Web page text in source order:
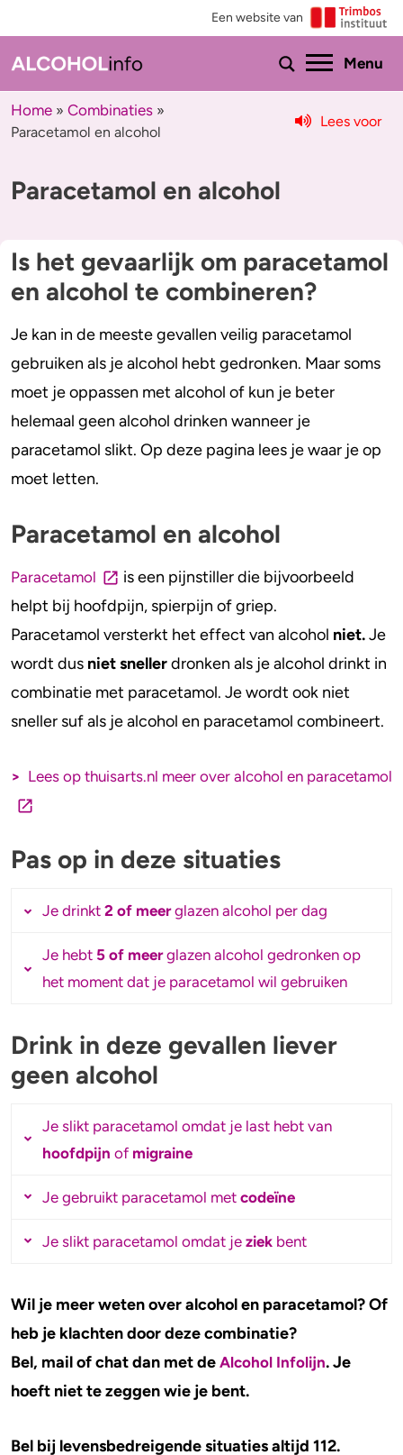
Een website van
Menu
Feiten & tips
Minder drinken of stoppen?
Hulp
Gezondheid
Mentale gezondheid
Kinderwens & zwangerschap
Verkeer
Wet
Alcohol en medicijnen
Test jezelf
Test je drinkgedrag
Uitgebreide drinktest
Promillage calculator
Alcohol en opvoeden
Standaardglazen en calorieën berekenen
Home » Combinaties »
Paracetamol en alcohol
Lees voor
Paracetamol en alcohol
Is het gevaarlijk om paracetamol
en alcohol te combineren?
Je kan in de meeste gevallen veilig paracetamol
gebruiken als je alcohol hebt gedronken. Maar soms
moet je oppassen met alcohol of kun je beter
helemaal geen alcohol drinken wanneer je
paracetamol slikt. Op deze pagina lees je waar je op
moet letten.
Paracetamol en alcohol
Paracetamol
is een pijnstiller die bijvoorbeeld
helpt bij hoofdpijn, spierpijn of griep.
Paracetamol versterkt het effect van alcohol niet.Je
wordt dus niet snellerdronken als je alcohol drinkt in
combinatie met paracetamol. Je wordt ook niet
sneller suf als je alcohol en paracetamol combineert.
> Lees op thuisarts.nl meer over alcohol en paracetamol
Pas op in deze situaties
Je drinkt2 of meerglazen alcohol per dag
Je kunt je lever beschadigen als je
wanneer je langer dan een maand elke dag
paracetamol slikt.
Je hebt 5 of meerglazen alcohol gedronken op
het moment dat je paracetamol wil gebruiken
Je kunt jeleverbeschadigen als je
paracetamol gebruikt terwijl je te
Drink in deze gevallen liever
geen alcohol
Je slikt paracetamol omdat je last hebt van
hoofdpijn of migraine
migraineaanval uitlokken.
Je gebruikt paracetamol metcodeïne
Lees meer over alcohol en codeïne >
Je slikt paracetamol omdat jeziek bent
Heb je griep of om een andere reden een lage
weerstand? Dan kan je beter geen alcohol
drinken. Alcohol vermindert ook je weerstand.
Als je alcohol drinkt terwijl je een lage
beter bent. Of wordt je sneller (weer) ziek.
Wil je meer weten over alcohol en paracetamol? Of
heb je klachten door deze combinatie?
Bel, mail of chat dan met de Alcohol Infolijn. Je
hoeft niet te zeggen wie je bent.
Bel bij levensbedreigende situaties altijd 112.